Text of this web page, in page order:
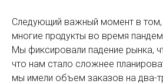
Следующий важный момент в том,
многие продукты во время
Мы фиксировали падение рынка,
что нам стало сложнее
мы имели объем заказов на два-